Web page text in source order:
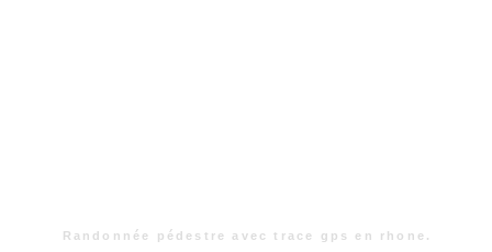
Randonnée pédestre avec trace gps en rhone.